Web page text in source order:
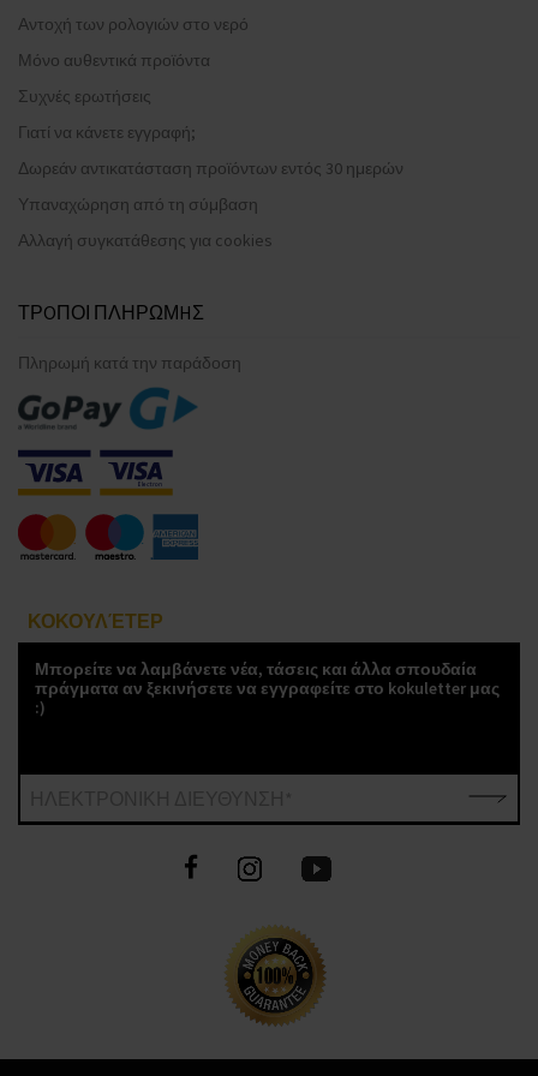
Αντοχή των ρολογιών στο νερό
Μόνο αυθεντικά προϊόντα
Συχνές ερωτήσεις
Γιατί να κάνετε εγγραφή;
Δωρεάν αντικατάσταση προϊόντων εντός 30 ημερών
Υπαναχώρηση από τη σύμβαση
Αλλαγή συγκατάθεσης για cookies
ΤΡOΠΟΙ ΠΛΗΡΩΜHΣ
Πληρωμή κατά την παράδοση
ΚΟΚΟΥΛΈΤΕΡ
Μπορείτε να λαμβάνετε νέα, τάσεις και άλλα σπουδαία
πράγματα αν ξεκινήσετε να εγγραφείτε στο kokuletter μας
:)